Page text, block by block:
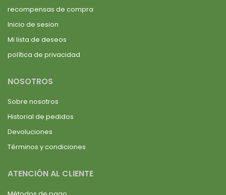
recompensas de compra
Inicio de sesion
Mi lista de deseos
política de privacidad
NOSOTROS
Sobre nosotros
Historial de pedidos
Devoluciones
Términos y condiciones
ATENCIÓN AL CLIENTE